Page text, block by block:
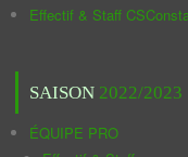
Effectif & Staff
SAISON 2022/2023
ÉQUIPE PRO